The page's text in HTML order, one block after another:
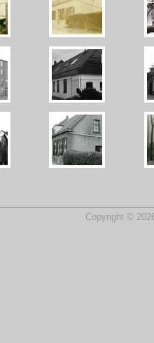
Copyright ©